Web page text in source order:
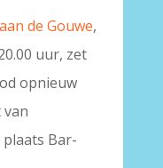
de Gouwe,
uur, zet
opnieuw
Bar-